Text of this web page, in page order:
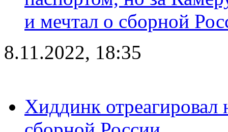
и мечтал о сборной
8.11.2022, 18:35
Хиддинк отреагировал